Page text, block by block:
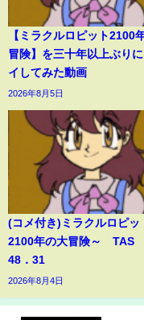
【ミラクルロピット2100
冒険】を三十年以上ぶり
イしてみた動画
2026年8月5日
(コメ付き)ミラクルロピッ
2100年の大冒険～ TAS
48．31
2026年8月4日